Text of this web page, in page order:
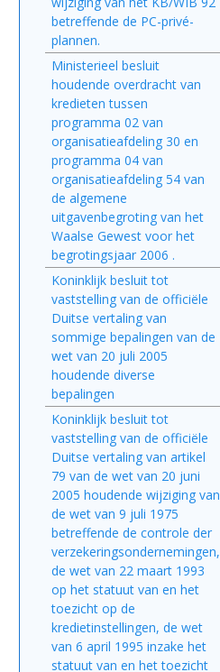
betreffende de PC-privé-
plannen.
Ministerieel besluit
houdende overdracht van
kredieten tussen
programma 02 van
organisatieafdeling 30 en
programma 04 van
organisatieafdeling 54 van
de algemene
uitgavenbegroting van het
Waalse Gewest voor het
begrotingsjaar 2006 .
Koninklijk besluit tot
vaststelling van de officiële
Duitse vertaling van
sommige bepalingen van de
wet van 20 juli 2005
houdende diverse
bepalingen
Koninklijk besluit tot
vaststelling van de officiële
Duitse vertaling van artikel
79 van de wet van 20 juni
2005 houdende wijziging van
de wet van 9 juli 1975
betreffende de controle der
verzekeringsondernemingen,
de wet van 22 maart 1993
op het statuut van en het
toezicht op de
kredietinstellingen, de wet
van 6 april 1995 inzake het
statuut van en het toezicht